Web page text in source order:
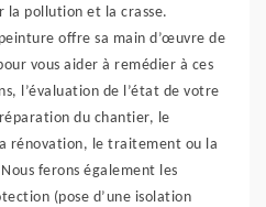
la pollution et la crasse.
offre sa main d’œuvre de
vous aider à remédier à ces
l’évaluation de l’état de votre
du chantier, le
rénovation, le traitement ou la
ferons également les
(pose d’une isolation